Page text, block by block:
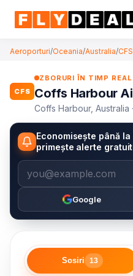
Aeroporturi/Oceania/Australia/CFS
CFS
ZBORURI ÎN TIMP
Coffs Harbour
Coffs Harbour, Australia
Economisește până la
primește alerte
Google
Sosiri 13